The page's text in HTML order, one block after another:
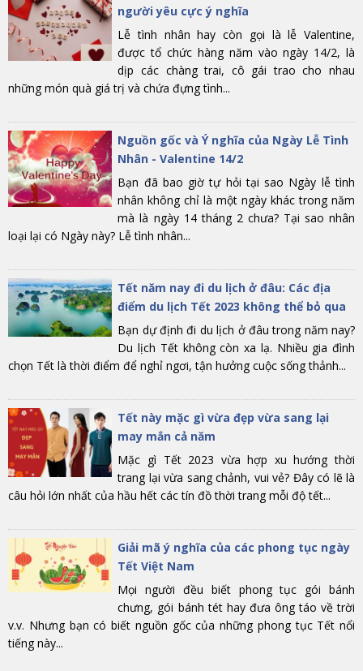
người yêu cực ý nghĩa
Lễ tình nhân hay còn gọi là lễ Valentine,
được tổ chức hàng năm vào ngày 14/2, là
dịp các chàng trai, cô gái trao cho nhau
những món quà giá trị và chứa đựng tình...
Nguồn gốc và Ý nghĩa của Ngày Lễ Tình
Nhân - Valentine 14/2
Bạn đã bao giờ tự hỏi tại sao Ngày lễ tình
nhân không chỉ là một ngày khác trong năm
mà là ngày 14 tháng 2 chưa? Tại sao nhân
loại lại có Ngày này? Lễ tình nhân...
Tết năm nay đi du lịch ở đâu: Các địa
điểm du lịch Tết 2023 không thể bỏ qua
Bạn dự định đi du lịch ở đâu trong năm nay?
Du lịch Tết không còn xa lạ. Nhiều gia đình
chọn Tết là thời điểm để nghỉ ngơi, tận hưởng cuộc sống thảnh...
Tết này mặc gì vừa đẹp vừa sang lại
may mắn cả năm
Mặc gì Tết 2023 vừa hợp xu hướng thời
trang lại vừa sang chảnh, vui vẻ? Đây có lẽ là
câu hỏi lớn nhất của hầu hết các tín đồ thời trang mỗi độ tết...
Giải mã ý nghĩa của các phong tục ngày
Tết Việt Nam
Mọi người đều biết phong tục gói bánh
chưng, gói bánh tét hay đưa ông táo về trời
v.v. Nhưng bạn có biết nguồn gốc của những phong tục Tết nổi
tiếng này...